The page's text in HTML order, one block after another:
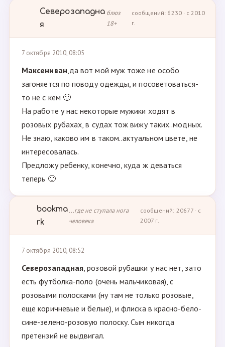
Северозападна
я
блюз
18+
сообщений: 6230 · с 2010
г.
7 октября 2010, 08:05
Максениван,да вот мой муж тоже не особо
загоняется по поводу одежды, и посоветоваться-
то не с кем 🙂
На работе у нас некоторые мужики ходят в
розовых рубахах, в судах тож вижу таких..модных.
Не знаю, каково им в таком..актуальном цвете, не
интересовалась.
Предложу ребенку, конечно, куда ж деваться
теперь 🙂
bookma
rk
...где не ступала нога
человека
сообщений: 20677 · с
2007 г.
7 октября 2010, 08:52
Северозападная, розовой рубашки у нас нет, зато
есть футболка-поло (очень мальчиковая), с
розовыми полосками (ну там не только розовые,
еще коричневые и белые), и флиска в красно-бело-
сине-зелено-розовую полоску. Сын никогда
претензий не выдвигал.